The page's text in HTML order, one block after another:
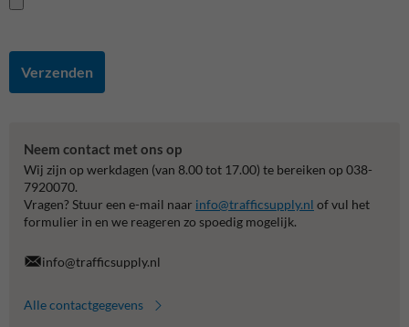
Verzenden
Neem contact met ons op
Wij zijn op werkdagen (van 8.00 tot 17.00) te bereiken op 038-
7920070.
Vragen? Stuur een e-mail naar info@trafficsupply.nl of vul het
formulier in en we reageren zo spoedig mogelijk.
info@trafficsupply.nl
Alle contactgegevens